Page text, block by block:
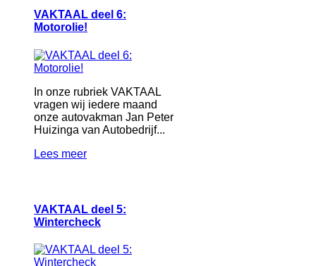
VAKTAAL deel 6:
Motorolie!
In onze rubriek VAKTAAL
vragen wij iedere maand
onze autovakman Jan Peter
Huizinga van Autobedrijf...
Lees meer
VAKTAAL deel 5:
Wintercheck